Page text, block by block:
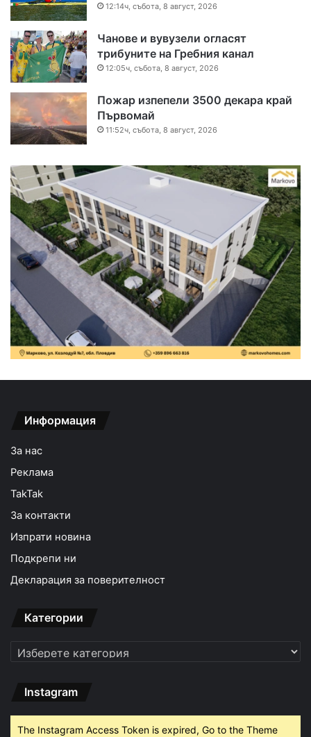
12:14ч, събота, 8 август, 2026
Чанове и вувузели огласят
трибуните на Гребния канал
12:05ч, събота, 8 август, 2026
Пожар изпепели 3500 декара край
Първомай
11:52ч, събота, 8 август, 2026
Информация
За нас
Реклама
TakTak
За контакти
Изпрати новина
Подкрепи ни
Декларация за поверителност
Категории
Категории
Instagram
The Instagram Access Token is expired, Go to the Theme